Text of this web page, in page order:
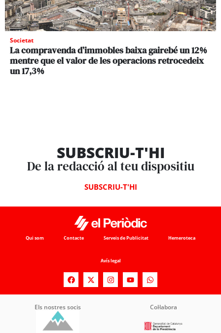
Societat
La compravenda d’immobles baixa gairebé un 12%
mentre que el valor de les operacions retrocedeix
un 17,3%
SUBSCRIU-T'HI
De la redacció al teu dispositiu
SUBSCRIU-T'HI
Qui som Contacte Serveis de Publicitat Hemeroteca
Avís legal
Els nostres socis Col·labora